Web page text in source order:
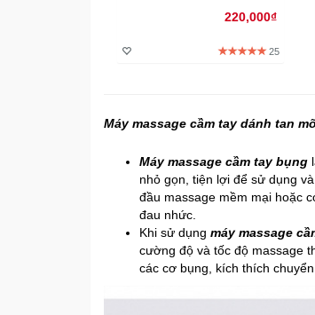
cơ thể giảm mệt mỏi giảm
220,000₫
25
Máy massage cầm tay dánh tan
Máy massage cầm tay bụng
nhỏ gọn, tiện lợi để sử dụng
đầu massage mềm mại hoặc
đau nhức.
Khi sử dụng máy massage
cường độ và tốc độ massage
các cơ bụng, kích thích